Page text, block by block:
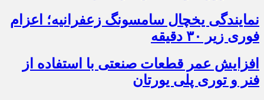
نمایندگی یخچال سامسونگ زعفرانیه؛ اعزام
فوری زیر ۳۰ دقیقه
افزایش عمر قطعات صنعتی با استفاده از
فنر و توری پلی یورتان